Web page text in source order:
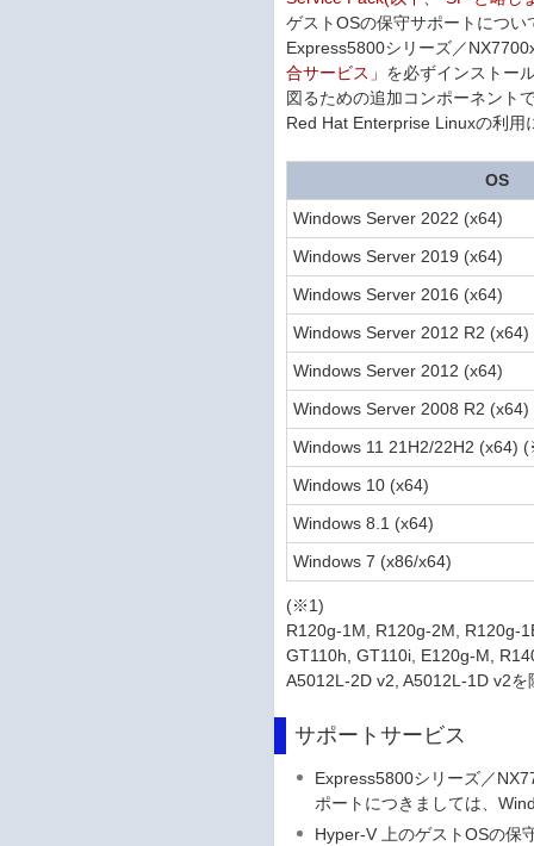
ゲストOSの保守サポートについ
Express5800シリーズ／
合サービス」 を必ずインストー
図るための追加コンポーネント
Red Hat Enterprise Linuxの利用
OS
Windows Server 2022 (x64)
Windows Server 2019 (x64)
Windows Server 2016 (x64)
Windows Server 2012 R2 (x64)
Windows Server 2012 (x64)
Windows Server 2008 R2 (x64)
Windows 11 21H2/22H2 (x64)
Windows 10 (x64)
Windows 8.1 (x64)
Windows 7 (x86/x64)
(※1)
R120g-1M, R120g-2M, R120g-
GT110h, GT110i, E120g-M,
A5012L-2D v2, A5012L-1D v2を
サポートサービス
Express5800シリーズ／
ポートにつきましては、
Hyper-V 上のゲストOSの保